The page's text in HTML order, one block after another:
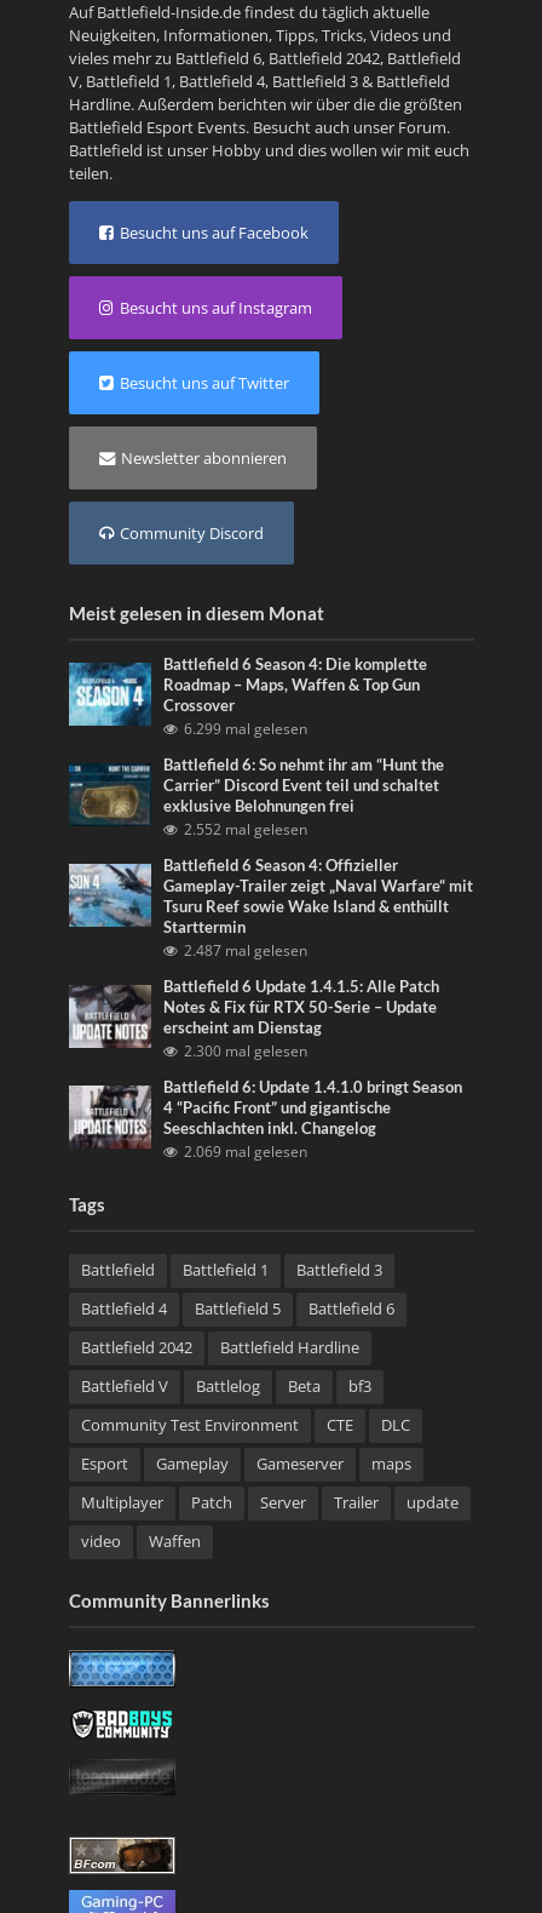
Auf Battlefield-Inside.de findest du täglich aktuelle
Neuigkeiten, Informationen, Tipps, Tricks, Videos und
vieles mehr zu Battlefield 6, Battlefield 2042, Battlefield
V, Battlefield 1, Battlefield 4, Battlefield 3& Battlefield
Hardline. Außerdem berichten wir über die die größten
Battlefield Esport Events. Besucht auch unser Forum.
Battlefield ist unser Hobby und dies wollen wir mit euch
teilen.
Besucht uns auf Facebook
Besucht uns auf Instagram
Besucht uns auf Twitter
Newsletter abonnieren
Community Discord
Meist gelesen in diesem Monat
Battlefield 6 Season 4: Die komplette
Roadmap – Maps, Waffen & Top Gun
Crossover
6.299 mal gelesen
Battlefield 6: So nehmt ihr am “Hunt the
Carrier” Discord Event teil und schaltet
exklusive Belohnungen frei
2.552 mal gelesen
Battlefield 6 Season 4: Offizieller
Gameplay-Trailer zeigt „Naval Warfare“ mit
Tsuru Reef sowie Wake Island & enthüllt
Starttermin
2.487 mal gelesen
Battlefield 6 Update 1.4.1.5: Alle Patch
Notes & Fix für RTX 50-Serie – Update
erscheint am Dienstag
2.300 mal gelesen
Battlefield 6: Update 1.4.1.0 bringt Season
4 “Pacific Front” und gigantische
Seeschlachten inkl. Changelog
2.069 mal gelesen
Tags
Battlefield Battlefield 1
Battlefield 3
Battlefield 4
Battlefield 5
Battlefield 6
Battlefield 2042
Battlefield Hardline
Battlefield V
Battlelog Beta
bf3
Community Test Environment
CTE
DLC
Esport
Gameplay Gameserver
maps
Multiplayer
Patch Server Trailer
update
video
Waffen
Community Bannerlinks